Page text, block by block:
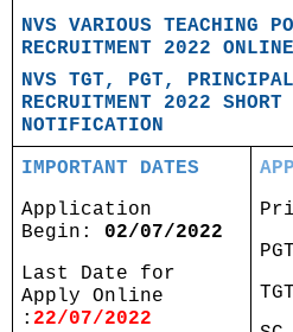
NVS VARIOUS TEACHING
RECRUITMENT 2022
NVS TGT, PGT,
RECRUITMENT 2022
NOTIFICATION
IMPORTANT DATES
Application
Begin: 02/07/2022
Last Date for
Apply Online
: 22/07/2022